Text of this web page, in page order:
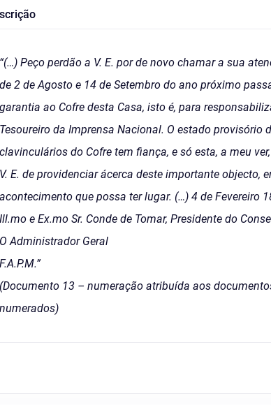
“(…) Peço perdão a V. E. por de novo chamar a sua
de 2 de Agosto e 14 de Setembro do ano próximo
garantia ao Cofre desta Casa, isto é, para
Tesoureiro da Imprensa Nacional. O estado
clavinculários do Cofre tem fiança, e só esta, a meu
V. E. de providenciar ácerca deste importante objecto,
acontecimento que possa ter lugar. (…) 4 de Fevereiro
Ill.mo e Ex.mo Sr. Conde de Tomar, Presidente do
O Administrador Geral
F.A.P.M.”
(Documento 13 – numeração atribuída aos
numerados)